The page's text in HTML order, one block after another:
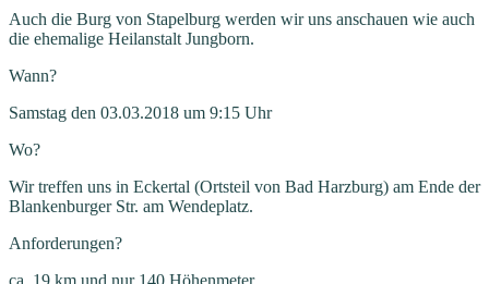
Auch die Burg von Stapelburg werden wir uns anschauen wie auch
die ehemalige Heilanstalt Jungborn.
Wann?
Samstag den 03.03.2018 um 9:15 Uhr
Wo?
Wir treffen uns in Eckertal (Ortsteil von Bad Harzburg) am Ende der
Blankenburger Str. am Wendeplatz.
Anforderungen?
ca. 19 km und nur 140 Höhenmeter